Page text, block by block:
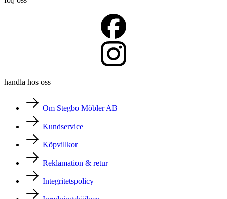
handla hos oss
Om Stegbo Möbler AB
Kundservice
Köpvillkor
Reklamation & retur
Integritetspolicy